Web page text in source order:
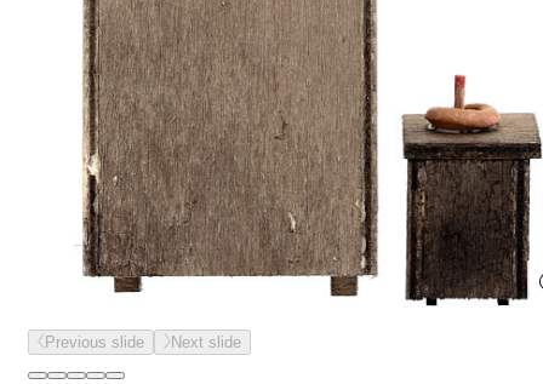
Previous slide Next slide